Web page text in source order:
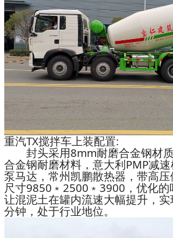
重汽TX搅拌车上装配置:
封头采用8mm耐磨合金钢材
合金钢耐磨材料，意大利PMP减
泵马达，常州凯鹏散热器，带高
尺寸9850﹡2500﹡3900，优化的
让混泥土在罐内流速大幅提升，
分钟，处于行业地位。